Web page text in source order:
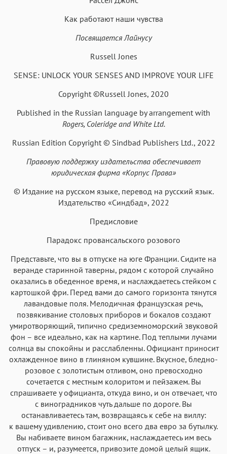
Аа
Garamond
Аа
Fira Sans
Iowan
Аа
San Francisco Аа
SF Serif New York
Аа Аа
Courier
Аа
Courier New
Аа
Menlo SF Mono
Как работают наши чувства
Посвящается Лайнусу
Russell Jones
SENSE: UNLOCK YOUR SENSES AND IMPROVE YOUR LIFE
Copyright ©Russell Jones, 2020
Published in the Russian language by arrangement with
Rogers, Coleridge and White Ltd.
Russian Edition Copyright © Sindbad Publishers Ltd., 2022
Правовую поддержку издательства обеспечивает
юридическая фирма «Корпус Права»
© Издание на русском языке, перевод на русский язык.
Издательство «Синдбад», 2022
Предисловие
Парадокс провансальского розового
Представьте, что вы в отпуске на юге Франции. Сидите на
веранде старинной таверны, рядом с которой случайно
оказались в обеденное время, и наслаждаетесь стейком с
картошкой фри. Перед вами до самого горизонта тянутся
лавандовые поля. Мелодичная французская речь,
позвякивание столовых приборов и бокалов создают
умиротворяющий, типично средиземноморский звуковой
фон – все идеально, как на картине. Под теплыми лучами
солнца вы спокойны и расслабленны. Официант приносит
охлажденное вино в глиняном кувшине. Вкусное, бледно-
розовое с золотистым отливом, оно превосходно
сочетается с местным колоритом и пейзажем. Вы
спрашиваете у официанта, откуда вино, и он отвечает, что
с виноградников чуть дальше по дороге. Вы
останавливаетесь там, возвращаясь к себе на виллу:
к вашему удивлению, стоит оно всего два евро за бутылку.
Вы набиваете вином багажник, наслаждаетесь им весь
отпуск – и, разумеется, привозите домой целый ящик.